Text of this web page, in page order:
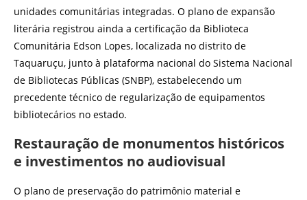
unidades comunitárias integradas. O plano de expansão
literária registrou ainda a certificação da Biblioteca
Comunitária Edson Lopes, localizada no distrito de
Taquaruçu, junto à plataforma nacional do Sistema Nacional
de Bibliotecas Públicas (SNBP), estabelecendo um
precedente técnico de regularização de equipamentos
bibliotecários no estado.
Restauração de monumentos históricos
e investimentos no audiovisual
O plano de preservação do patrimônio material e